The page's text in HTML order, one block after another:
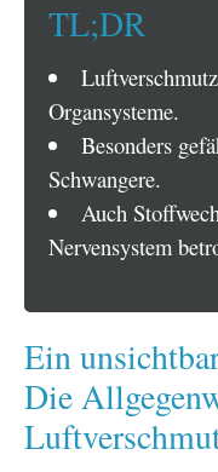
TL;DR
Organsysteme.
Besonders
Schwangere.
Auch
Nervensystem
Ein
Die